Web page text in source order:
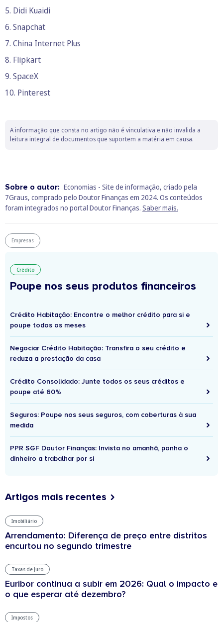
5. Didi Kuaidi
6. Snapchat
7. China Internet Plus
8. Flipkart
9. SpaceX
10. Pinterest
A informação que consta no artigo não é vinculativa e não invalida a
leitura integral de documentos que suportem a matéria em causa.
Sobre o autor: Economias - Site de informação, criado pela
7Graus, comprado pelo Doutor Finanças em 2024. Os conteúdos
foram integrados no portal Doutor Finanças. Saber mais.
Empresas
Crédito
Poupe nos seus produtos financeiros
Crédito Habitação: Encontre o melhor crédito para si e
poupe todos os meses
Negociar Crédito Habitação: Transfira o seu crédito e
reduza a prestação da casa
Crédito Consolidado: Junte todos os seus créditos e
poupe até 60%
Seguros: Poupe nos seus seguros, com coberturas à sua
medida
PPR SGF Doutor Finanças: Invista no amanhã, ponha o
dinheiro a trabalhar por si
Artigos mais recentes
Imobiliário
Arrendamento: Diferença de preço entre distritos
encurtou no segundo trimestre
Taxas de Juro
Euribor continua a subir em 2026: Qual o impacto e
o que esperar até dezembro?
Impostos